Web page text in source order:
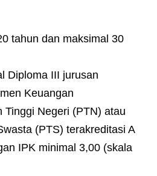
tahun dan maksimal 30
Diploma III jurusan
Keuangan
Tinggi Negeri (PTN) atau
(PTS) terakreditasi A
IPK minimal 3,00 (skala